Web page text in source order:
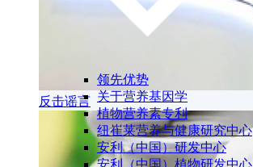
反击谣言
领先优势
关于营养基因学
植物营养素专利
纽崔莱营养与健康研究中心
安利（中国）研发中心
安利（中国）植物研发中心